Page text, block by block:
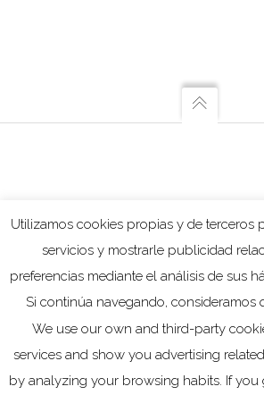
Utilizamos cookies propias y de terceros
servicios y mostrarle publicidad
preferencias mediante el análisis de sus
Si continúa navegando, consideramos
We use our own and third-party
services and show you advertising
by analyzing your browsing habits. If